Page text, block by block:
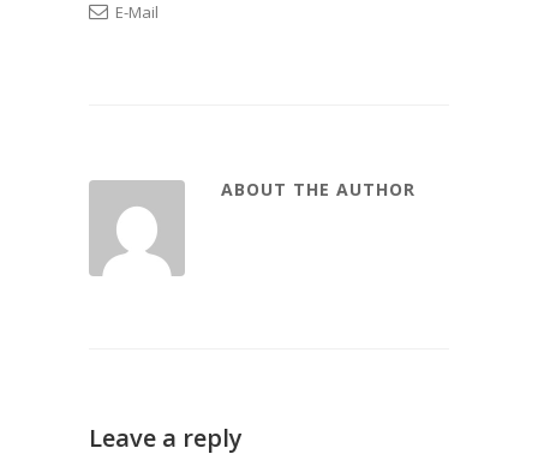
E-Mail
ABOUT THE AUTHOR
Leave a reply